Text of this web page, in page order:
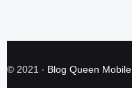
© 2021 ‧ Blog Queen Mobile